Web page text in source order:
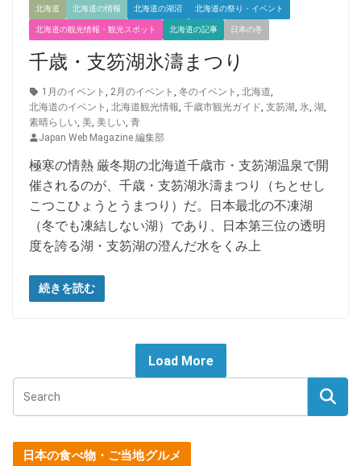
北海道 北海道の情報 北海道の湖沼 北海道の祭り・イベント
北海道の観光情報・観光スポット 北海道の記事 日本の冬
千歳・支笏湖氷濤まつり
1月のイベント , 2月のイベント , 冬のイベント , 北海道,
北海道のイベント , 北海道観光情報, 千歳市観光ガイド, 支笏湖, 氷, 湖,
素晴らしい, 美, 美しい, 青
Japan Web Magazine 編集部
極寒の情熱 厳冬期の北海道千歳市・支笏湖温泉で開
催されるのが、千歳・支笏湖氷濤まつり（ちとせし
こつこひょうとうまつり）だ。日本最北の不凍湖
（冬でも凍結しない湖）であり、日本第三位の透明
度を誇る湖・支笏湖の澄んだ水をくみ上
続きを読む
Load More
日本の食べ物・ご当地グルメ